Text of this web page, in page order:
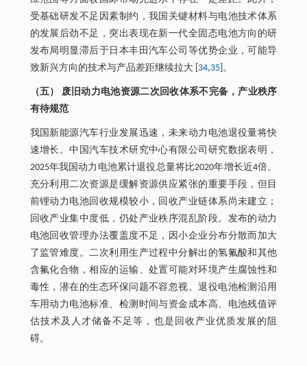
受基础研发不足因素制约，我国关键材料与电池技术体系
的发展后劲不足，突出表现在新一代全固态电池方向的研
发布局明显滞后于日本丰田汽车公司等优势企业，可能导
致新兴方向的技术与产品差距继续拉大 [ 34,35]。
（五） 废旧动力电池资源二次回收体系不完备，产业秩序
有待规范
我国新能源汽车行业发展迅速，未来动力电池退役量将快
速增长。中国汽车技术研究中心有限公司研究数据表明，
2025年我国动力电池累计退役总量将比2020年增长近4倍。
充分利用二次资源是缓解资源供应紧张的重要手段，但目
前锂动力电池回收规模较小，回收产业链体系尚未建立；
回收产业集中度低，仍处产业秩序混乱阶段。发布的动力
电池回收管理办法覆盖度不足，因小企业分布分散而加大
了监管难度。二次利用生产过程中分解出的氢氟酸和其他
含氟化合物，相应的运输、处置可能对环境产生腐蚀性和
毒性，潜在的生态环保问题不容忽视。退役电池检测沿用
车用动力电池标准、检测时间与资金成本高、电池残值评
估技术及人才储备不足等，也是回收产业优质发展的阻
碍。